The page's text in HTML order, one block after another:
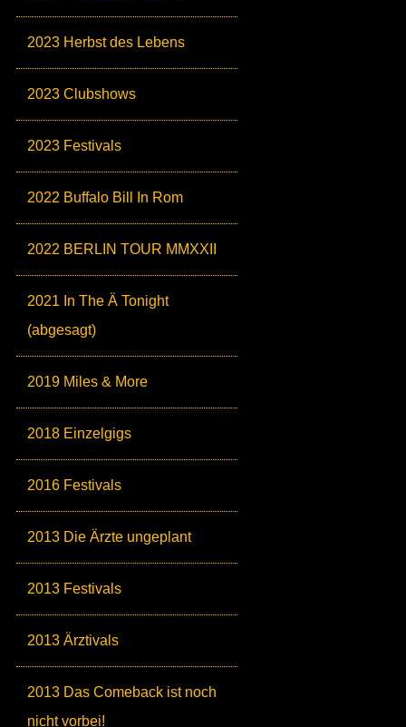
2023 Herbst des Lebens
2023 Clubshows
2023 Festivals
2022 Buffalo Bill In Rom
2022 BERLIN TOUR MMXXII
2021 In The Ä Tonight
(abgesagt)
2019 Miles & More
2018 Einzelgigs
2016 Festivals
2013 Die Ärzte ungeplant
2013 Festivals
2013 Ärztivals
2013 Das Comeback ist noch
nicht vorbei!